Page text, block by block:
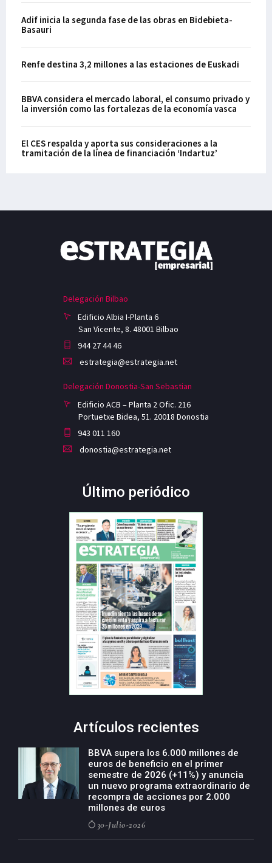
Adif inicia la segunda fase de las obras en Bidebieta-
Basauri
Renfe destina 3,2 millones a las estaciones de Euskadi
BBVA considera el mercado laboral, el consumo privado y
la inversión como las fortalezas de la economía vasca
El CES respalda y aporta sus consideraciones a la
tramitación de la línea de financiación ‘Indartuz’
Delegación Bilbao
Edificio Albia I-Planta 6
San Vicente, 8. 48001 Bilbao
944 27 44 46
estrategia@estrategia.net
Delegación Donostia-San Sebastian
Edificio ACB – Planta 2 Ofic. 216
Portuetxe Bidea, 51. 20018 Donostia
943 011 160
donostia@estrategia.net
Último periódico
Artículos recientes
BBVA supera los 6.000 millones de
euros de beneficio en el primer
semestre de 2026 (+11%) y anuncia
un nuevo programa extraordinario de
recompra de acciones por 2.000
millones de euros
30-Julio-2026